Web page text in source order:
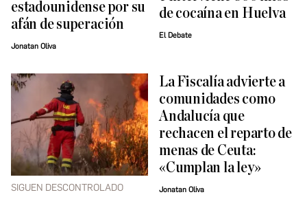
estadounidense por su
afán de superación
Jonatan Oliva
de cocaína en Huelva
El Debate
SIGUEN DESCONTROLADO
La Fiscalía advierte a
comunidades como
Andalucía que
rechacen el reparto de
menas de Ceuta:
«Cumplan la ley»
Jonatan Oliva